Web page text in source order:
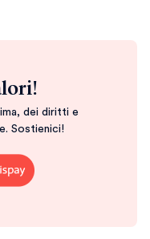
dei diritti e
Sostienici!